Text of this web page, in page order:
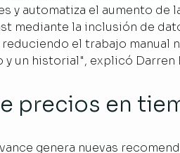
automatiza el aumento de
mediante la inclusión de
el trabajo manual
un historial", explicó
precios en
genera nuevas